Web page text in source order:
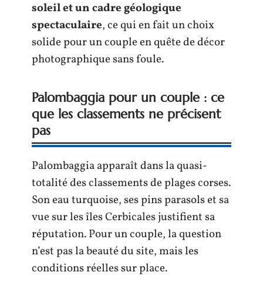
soleil et un cadre géologique
spectaculaire, ce qui en fait un choix
solide pour un couple en quête de décor
photographique sans foule.
Palombaggia pour un couple : ce
que les classements ne précisent
pas
Palombaggia apparaît dans la quasi-
totalité des classements de plages corses.
Son eau turquoise, ses pins parasols et sa
vue sur les îles Cerbicales justifient sa
réputation. Pour un couple, la question
n’est pas la beauté du site, mais les
conditions réelles sur place.